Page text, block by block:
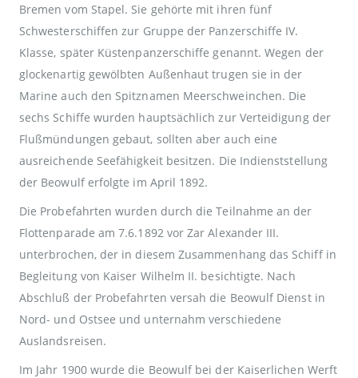
Bremen vom Stapel. Sie gehörte mit ihren fünf
Schwesterschiffen zur Gruppe der Panzerschiffe IV.
Klasse, später Küstenpanzerschiffe genannt. Wegen der
glockenartig gewölbten Außenhaut trugen sie in der
Marine auch den Spitznamen Meerschweinchen. Die
sechs Schiffe wurden hauptsächlich zur Verteidigung der
Flußmündungen gebaut, sollten aber auch eine
ausreichende Seefähigkeit besitzen. Die Indienststellung
der Beowulf erfolgte im April 1892.
Die Probefahrten wurden durch die Teilnahme an der
Flottenparade am 7.6.1892 vor Zar Alexander III.
unterbrochen, der in diesem Zusammenhang das Schiff in
Begleitung von Kaiser Wilhelm II. besichtigte. Nach
Abschluß der Probefahrten versah die Beowulf Dienst in
Nord- und Ostsee und unternahm verschiedene
Auslandsreisen.
Im Jahr 1900 wurde die Beowulf bei der Kaiserlichen Werft